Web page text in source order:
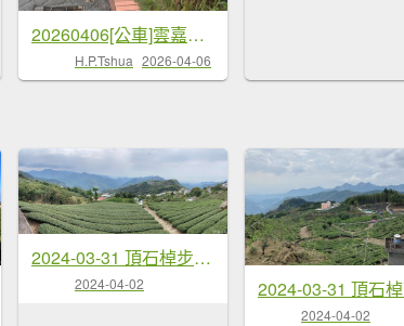
20260406[公車]雲嘉連峰-二尖山+馬鞍山+梨子腳山+太平山+太平山西峰
H.P.Tshua 2026-04-06
2024-03-31 頂石棹步道群
2024-04-02 2024-03-31 頂石
2024-04-02